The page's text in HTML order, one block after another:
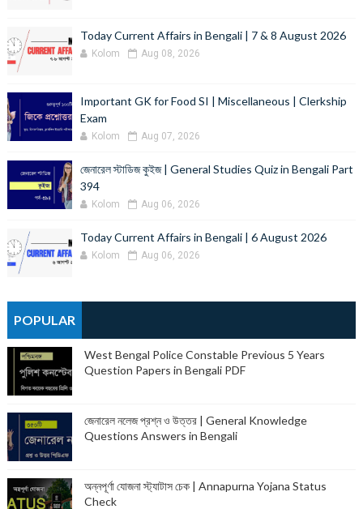
Today Current Affairs in Bengali | 7 & 8 August 2026
Kolom Aug 08, 2026
Important GK for Food SI | Miscellaneous | Clerkship
Exam
Kolom Aug 07, 2026
জেনারেল স্টাডিজ কুইজ | General Studies Quiz in Bengali Part
394
Kolom Aug 06, 2026
Today Current Affairs in Bengali | 6 August 2026
Kolom Aug 06, 2026
POPULAR
West Bengal Police Constable Previous 5 Years
Question Papers in Bengali PDF
জেনারেল নলেজ প্রশ্ন ও উত্তর | General Knowledge
Questions Answers in Bengali
অন্নপূর্ণা যোজনা স্ট্যাটাস চেক | Annapurna Yojana Status
Check